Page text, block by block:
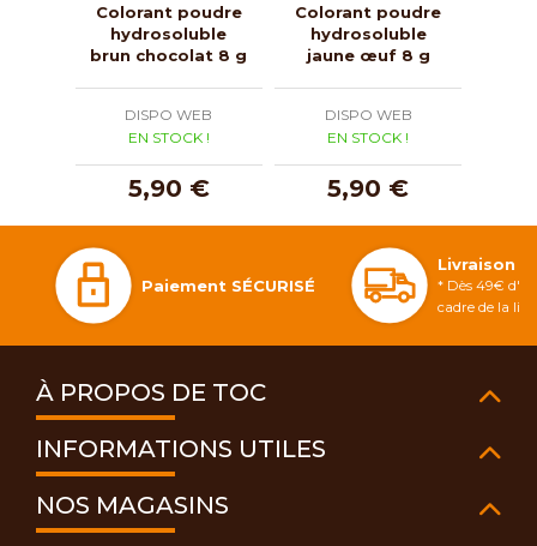
Colorant poudre
hydrosoluble
brun chocolat 8 g
DISPO WEB
EN STOCK !
5,90 €
Colorant poudre
hydrosoluble
jaune œuf 8 g
DISPO WEB
EN STOCK !
5,90 €
Paiement SÉCURISÉ
Livraison
* Dès 49€
cadre de la
À PROPOS DE TOC
INFORMATIONS UTILES
NOS MAGASINS